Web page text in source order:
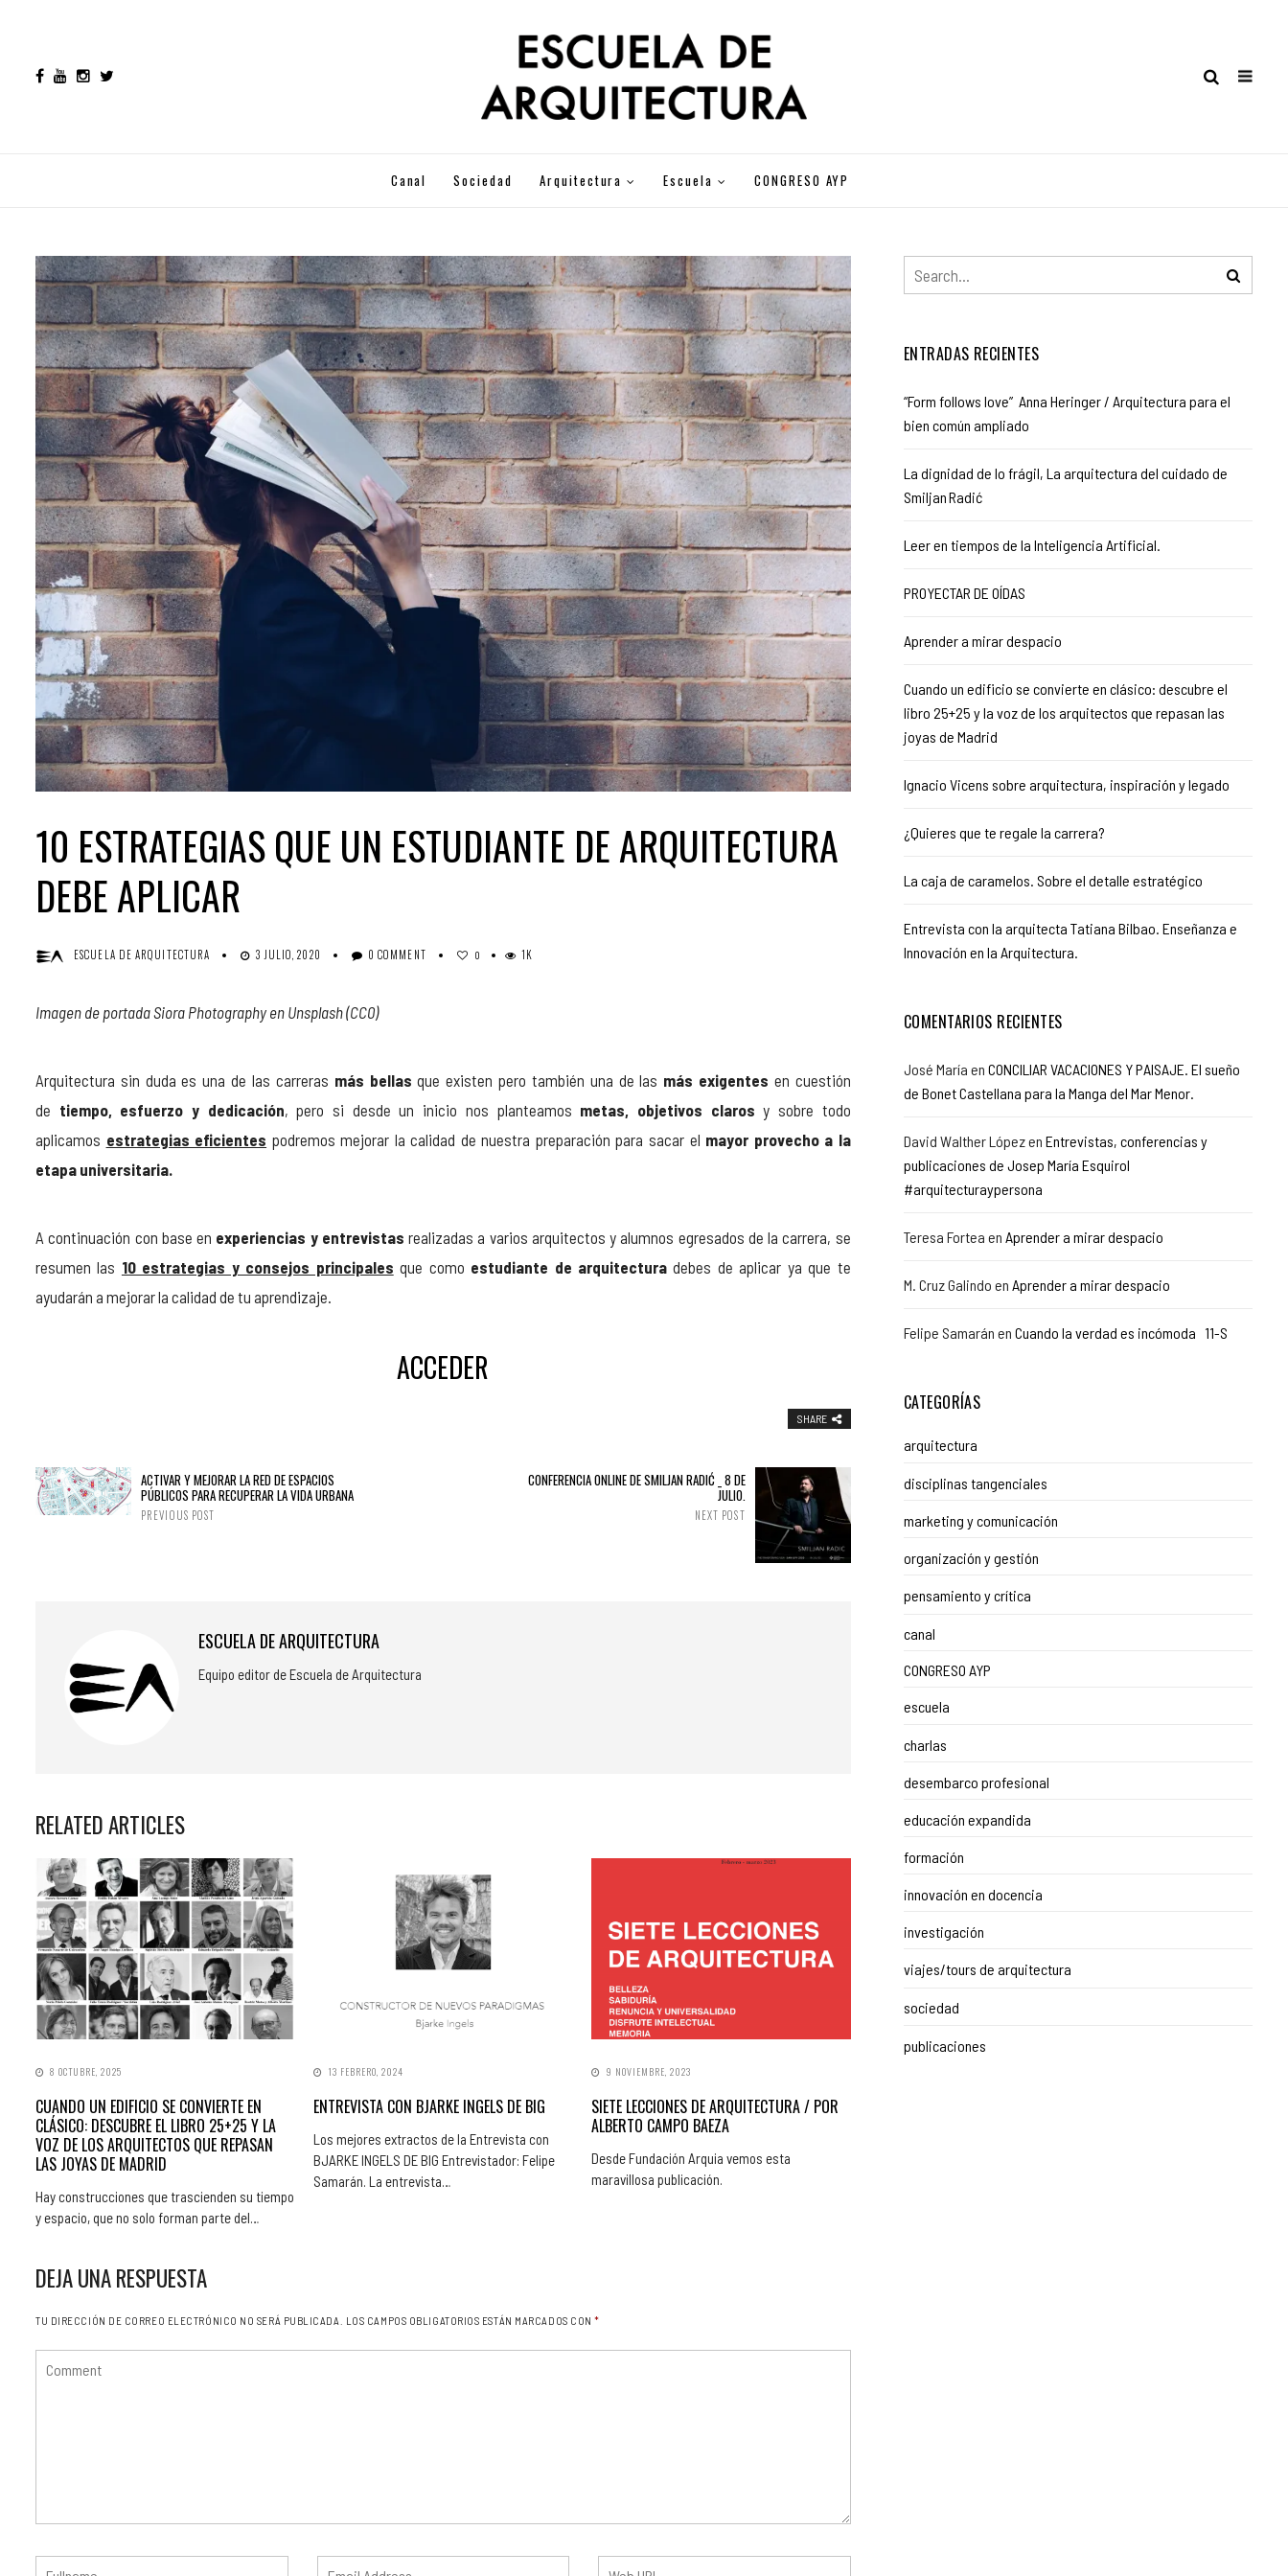
Canal Sociedad Arquitectura Escuela CONGRESO AYP
10 ESTRATEGIAS QUE UN ESTUDIANTE DE ARQUITECTURA
DEBE APLICAR
ESCUELA DE ARQUITECTURA 3 JULIO, 2020 0 COMMENT 0 1K
Imagen de portada Siora Photography en Unsplash (CC0)
Arquitectura sin duda es una de las carreras más bellasque existen pero también una de las más exigentes en cuestión
de tiempo, esfuerzo y dedicación, pero si desde un inicio nos planteamos metas, objetivos clarosy sobre todo
aplicamos estrategias eficientes podremos mejorar la calidad de nuestra preparación para sacar el mayor provecho a la
etapa universitaria.
A continuación con base en experiencias y entrevistasrealizadas a varios arquitectos y alumnos egresados de la carrera, se
resumen las 10 estrategias y consejos principales que como estudiante de arquitecturadebes de aplicar ya que te
ayudarán a mejorar la calidad de tu aprendizaje.
ACCEDER
SHARE
ACTIVAR Y MEJORAR LA RED DE ESPACIOS
PÚBLICOS PARA RECUPERAR LA VIDA URBANA
PREVIOUS POST
CONFERENCIA ONLINE DE SMILJAN RADIĆ _ 8 DE
JULIO.
NEXT POST
ESCUELA DE ARQUITECTURA
Equipo editor de Escuela de Arquitectura
RELATED ARTICLES
8 OCTUBRE, 2025
CUANDO UN EDIFICIO SE CONVIERTE EN
CLÁSICO: DESCUBRE EL LIBRO 25+25 Y LA
VOZ DE LOS ARQUITECTOS QUE REPASAN
LAS JOYAS DE MADRID
Hay construcciones que trascienden su tiempo
y espacio, que no solo forman parte del…
13 FEBRERO, 2024
ENTREVISTA CON BJARKE INGELS DE BIG
Los mejores extractos de la Entrevista con
BJARKE INGELS DE BIG Entrevistador: Felipe
Samarán. La entrevista…
9 NOVIEMBRE, 2023
SIETE LECCIONES DE ARQUITECTURA / POR
ALBERTO CAMPO BAEZA
Desde Fundación Arquia vemos esta
maravillosa publicación.
DEJA UNA RESPUESTA
TU DIRECCIÓN DE CORREO ELECTRÓNICO NO SERÁ PUBLICADA. LOS CAMPOS OBLIGATORIOS ESTÁN MARCADOS CON*
ENTRADAS RECIENTES
“Form follows love” Anna Heringer / Arquitectura para el
bien común ampliado
La dignidad de lo frágil, La arquitectura del cuidado de
Smiljan Radić
Leer en tiempos de la Inteligencia Artificial.
PROYECTAR DE OÍDAS
Aprender a mirar despacio
Cuando un edificio se convierte en clásico: descubre el
libro 25+25 y la voz de los arquitectos que repasan las
joyas de Madrid
Ignacio Vicens sobre arquitectura, inspiración y legado
¿Quieres que te regale la carrera?
La caja de caramelos. Sobre el detalle estratégico
Entrevista con la arquitecta Tatiana Bilbao. Enseñanza e
Innovación en la Arquitectura.
COMENTARIOS RECIENTES
José María en CONCILIAR VACACIONES Y PAISAJE. El sueño
de Bonet Castellana para la Manga del Mar Menor.
David Walther Lópezen Entrevistas, conferencias y
publicaciones de Josep María Esquirol
#arquitecturaypersona
Teresa Fortea en Aprender a mirar despacio
M. Cruz Galindo en Aprender a mirar despacio
Felipe Samarán en Cuando la verdad es incómoda 11-S
CATEGORÍAS
arquitectura
disciplinas tangenciales
marketing y comunicación
organización y gestión
pensamiento y crítica
canal
CONGRESO AYP
escuela
charlas
desembarco profesional
educación expandida
formación
innovación en docencia
investigación
viajes/tours de arquitectura
sociedad
publicaciones